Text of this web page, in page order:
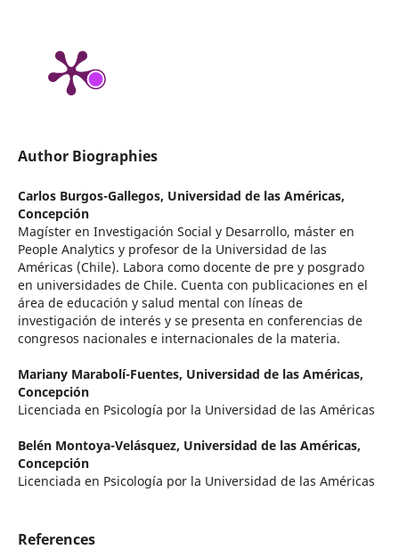
Author Biographies
Carlos Burgos-Gallegos, Universidad de las Américas,
Concepción
Magíster en Investigación Social y Desarrollo, máster en
People Analytics y profesor de la Universidad de las
Américas (Chile). Labora como docente de pre y posgrado
en universidades de Chile. Cuenta con publicaciones en el
área de educación y salud mental con líneas de
investigación de interés y se presenta en conferencias de
congresos nacionales e internacionales de la materia.
Mariany Marabolí-Fuentes, Universidad de las Américas,
Concepción
Licenciada en Psicología por la Universidad de las Américas
Belén Montoya-Velásquez, Universidad de las Américas,
Concepción
Licenciada en Psicología por la Universidad de las Américas
References